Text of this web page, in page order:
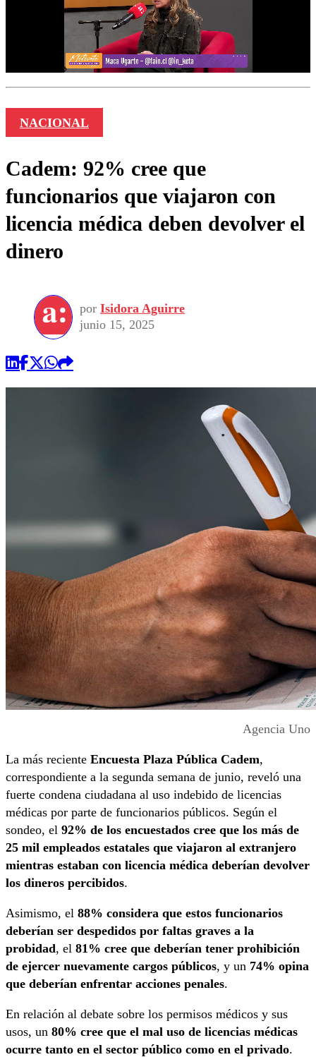
NACIONAL
Cadem: 92% cree que
funcionarios que viajaron con
licencia médica deben devolver el
dinero
por Isidora Aguirre
junio 15, 2025
Agencia Uno
La más reciente Encuesta Plaza Pública Cadem,
correspondiente a la segunda semana de junio, reveló una
fuerte condena ciudadana al uso indebido de licencias
médicas por parte de funcionarios públicos. Según el
sondeo, el 92% de los encuestados cree que los más de
25 mil empleados estatales que viajaron al extranjero
mientras estaban con licencia médica deberían devolver
los dineros percibidos.
Asimismo, el 88% considera que estos funcionarios
deberían ser despedidos por faltas graves a la
probidad, el 81% cree que deberían tener prohibición
de ejercer nuevamente cargos públicos, y un 74% opina
que deberían enfrentar acciones penales.
En relación al debate sobre los permisos médicos y sus
usos, un 80% cree que el mal uso de licencias médicas
ocurre tanto en el sector público como en el privado.